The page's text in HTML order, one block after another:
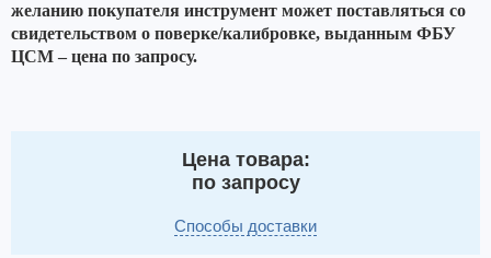
желанию покупателя инструмент может поставляться со
свидетельством о поверке/калибровке, выданным ФБУ
ЦСМ – цена по запросу.
Цена товара:
по запросу
Способы доставки